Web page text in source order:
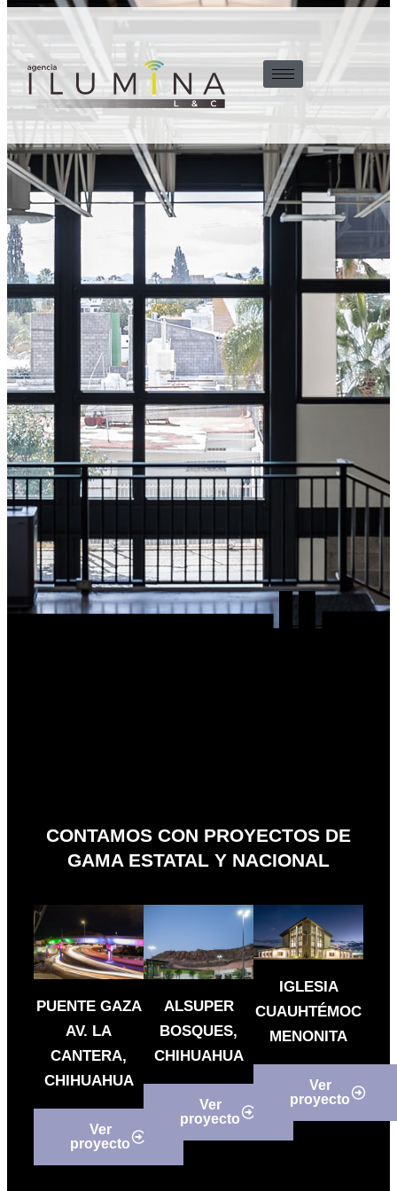
CONTAMOS CON PROYECTOS DE
GAMA ESTATAL Y NACIONAL
PUENTE GAZA
AV. LA
CANTERA,
CHIHUAHUA
Ver
proyecto
ALSUPER
BOSQUES,
CHIHUAHUA
Ver
proyecto
IGLESIA
CUAUHTÉMOC
MENONITA
Ver
proyecto